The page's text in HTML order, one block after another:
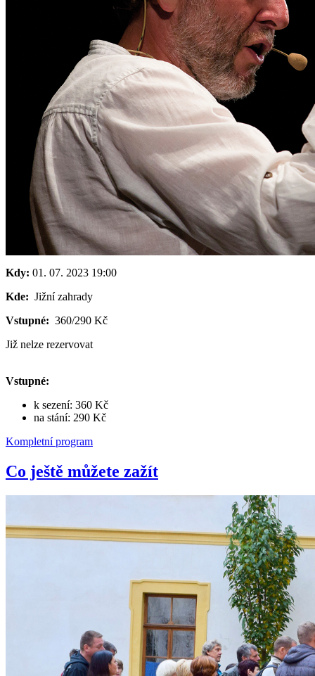
Kdy: 01. 07. 2023 19:00
Kde: Jižní zahrady
Vstupné: 360/290 Kč
Již nelze rezervovat
Vstupné:
k sezení: 360 Kč
na stání: 290 Kč
Kompletní program
Co ještě můžete zažít